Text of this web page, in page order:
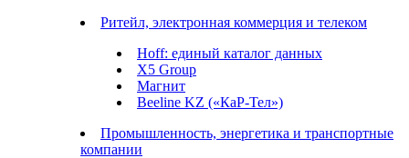
Ритейл, электронная коммерция и телеком
Hoff: единый каталог данных
X5 Group
Магнит
Beeline KZ («КаР-Тел»)
Промышленность, энергетика и транспортные
компании